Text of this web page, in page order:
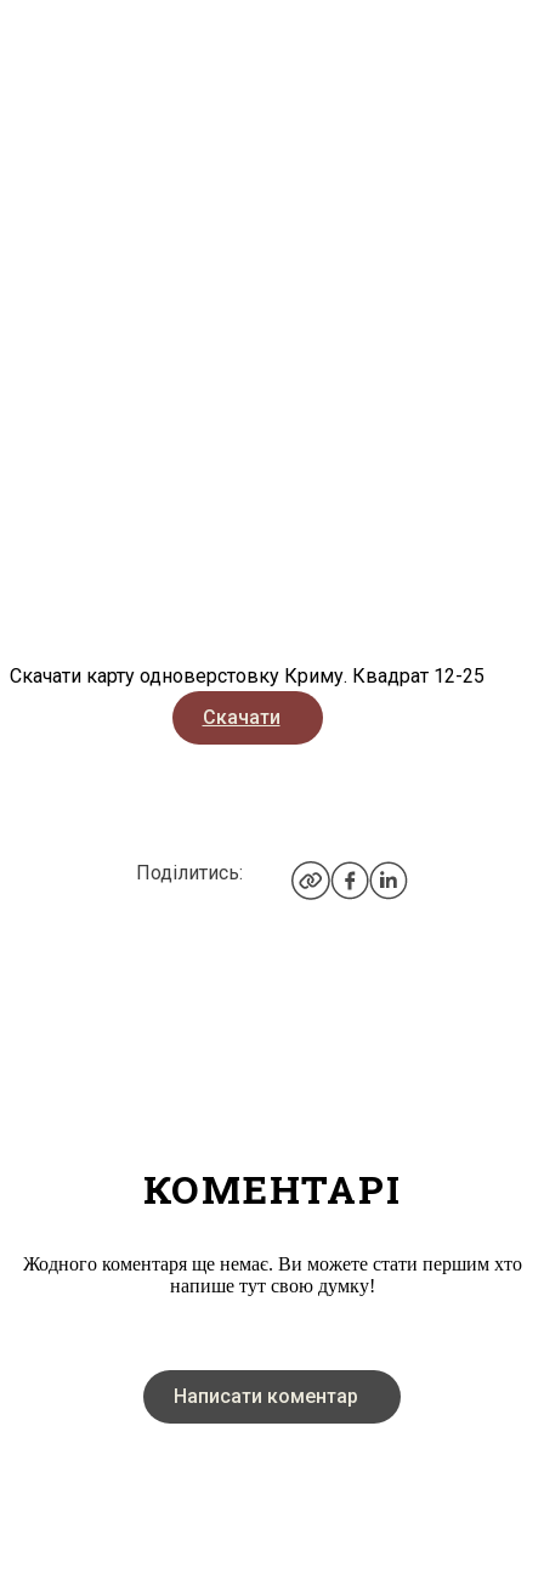
Скачати карту одноверстовку Криму. Квадрат 12-25
Скачати
Поділитись:
КОМЕНТАРІ
Жодного коментаря ще немає. Ви можете стати першим хто
напише тут свою думку!
Написати коментар